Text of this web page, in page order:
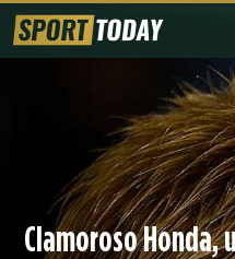
Clamoroso